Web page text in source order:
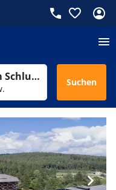
Hotel Vier Jahres­zeiten am Schluchsee Suchen